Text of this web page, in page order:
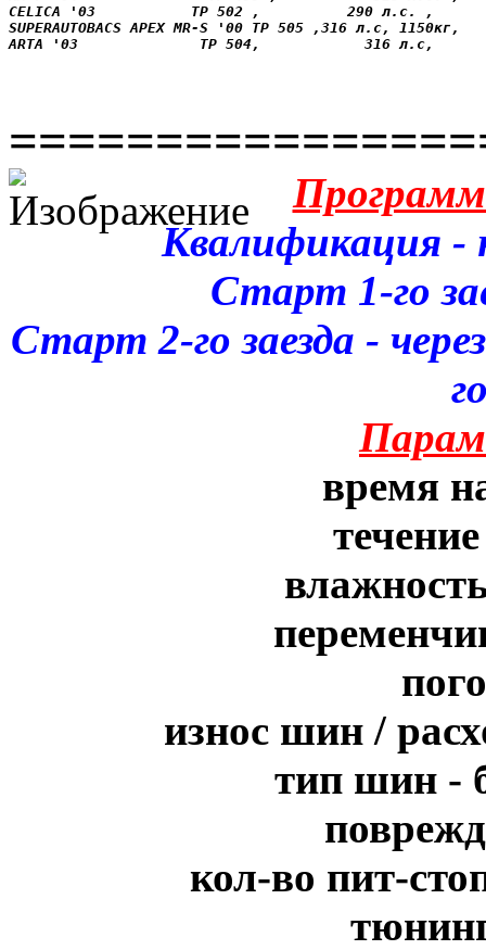
CELICA '03           ТР 502 ,          290 л.с. ,
SUPERAUTOBACS APEX MR-S '00 ТР 505 ,316 л.с,
ARTA '03              ТР 504,            316 л.с,
Квалификация -
Старт 1-го
Старт 2-го заезда -
время
износ шин /
тип шин -
кол-во пит-